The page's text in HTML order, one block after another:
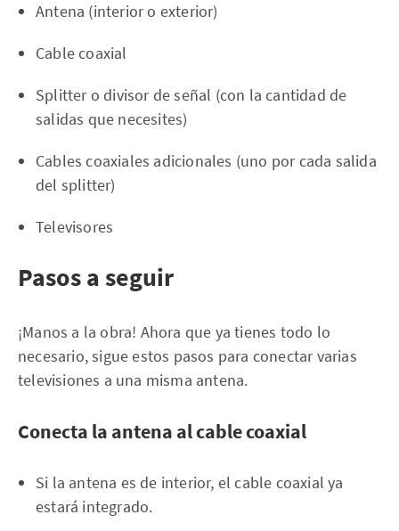
Antena (interior o exterior)
Cable coaxial
Splitter o divisor de señal (con la cantidad de
salidas que necesites)
Cables coaxiales adicionales (uno por cada salida
del splitter)
Televisores
Pasos a seguir
¡Manos a la obra! Ahora que ya tienes todo lo
necesario, sigue estos pasos para conectar varias
televisiones a una misma antena.
Conecta la antena al cable coaxial
Si la antena es de interior, el cable coaxial ya
estará integrado.